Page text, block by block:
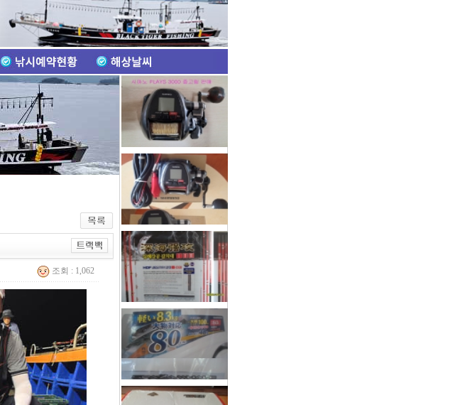
조회 : 1,062